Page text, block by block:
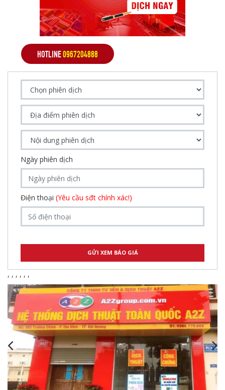
HOTLINE0967204888
Ngày phiên dịch
Điện thoại (Yêu cầu sđt chính xác!)
, , , , , ,